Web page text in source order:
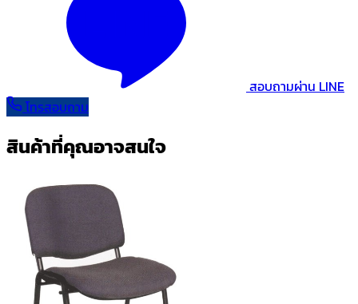
สอบถามผ่าน LINE
โทรสอบถาม
สินค้าที่คุณอาจสนใจ